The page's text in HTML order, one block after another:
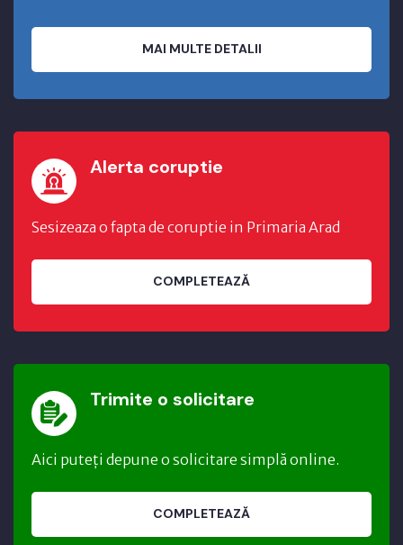
MAI MULTE DETALII
Alerta coruptie
Sesizeaza o fapta de coruptie in Primaria Arad
COMPLETEAZĂ
Trimite o solicitare
Aici puteți depune o solicitare simplă online.
COMPLETEAZĂ